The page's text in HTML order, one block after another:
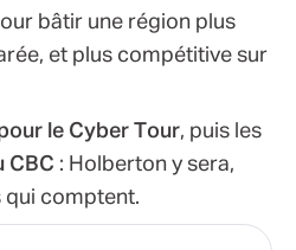
bâtir une région plus
et plus compétitive sur
le Cyber Tour, puis les
CBC : Holberton y sera,
qui comptent.